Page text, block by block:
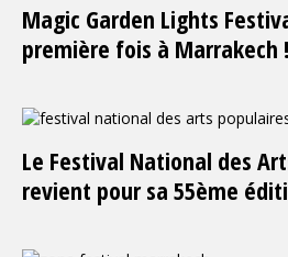
Magic Garden Lights
première fois à Marrakech !
Le Festival National des
revient pour sa 55ème